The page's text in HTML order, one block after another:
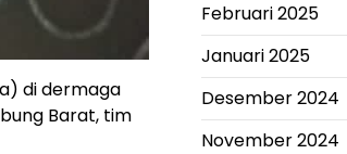
di dermaga
Barat, tim
Februari 2025
Januari 2025
Desember 2024
November 2024